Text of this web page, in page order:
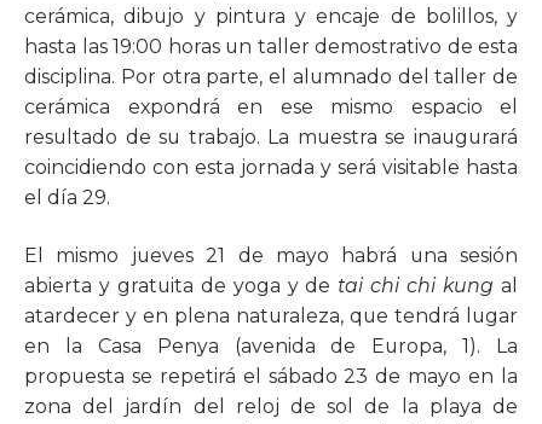
cerámica, dibujo y pintura y encaje de bolillos, y
hasta las 19:00 horas un taller demostrativo de esta
disciplina. Por otra parte, el alumnado del taller de
cerámica expondrá en ese mismo espacio el
resultado de su trabajo. La muestra se inaugurará
coincidiendo con esta jornada y será visitable hasta
el día 29.
El mismo jueves 21 de mayo habrá una sesión
abierta y gratuita de yoga y de tai chi chi kung al
atardecer y en plena naturaleza, que tendrá lugar
en la Casa Penya (avenida de Europa, 1). La
propuesta se repetirá el sábado 23 de mayo en la
zona del jardín del reloj de sol de la playa de